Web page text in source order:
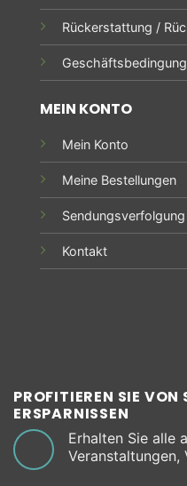
Rückerstattung /
MEIN KONTO
Mein Konto
Meine Bestellungen
Sendungsverfolgung
Kontakt
PROFITIEREN SIE
ERSPARNISSEN
Erhalten Sie alle
Veranstaltungen,